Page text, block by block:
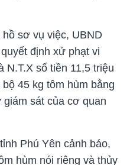
sơ vụ việc, UBND
định xử phạt vi
N.T.X số tiền 11,5 triệu
45 kg tôm hùm bằng
sát của cơ quan
Phú Yên cảnh báo,
hùm nói riêng và thủy